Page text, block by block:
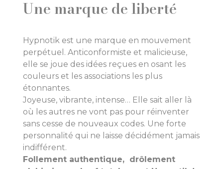
Une marque de liberté
Hypnotik est une marque en mouvement
perpétuel. Anticonformiste et malicieuse,
elle se joue des idées reçues en osant les
couleurs et les associations les plus
étonnantes.
Joyeuse, vibrante, intense… Elle sait aller là
où les autres ne vont pas pour réinventer
sans cesse de nouveaux codes. Une forte
personnalité qui ne laisse décidément jamais
indifférent.
Follement authentique, drôlement